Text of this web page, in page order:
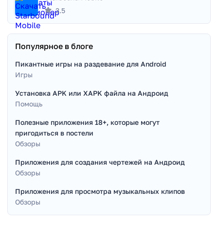
3.5
Популярное в блоге
Пикантные игры на раздевание для Android
Игры
Установка APK или XAPK файла на Андроид
Помощь
Полезные приложения 18+, которые могут
пригодиться в постели
Обзоры
Приложения для создания чертежей на Андроид
Обзоры
Приложения для просмотра музыкальных клипов
Обзоры